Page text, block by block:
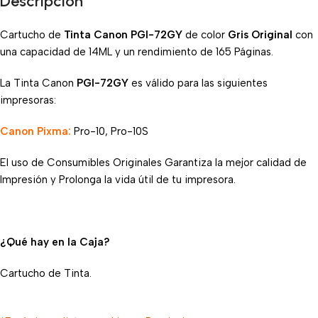
Cartucho de Tinta Canon PGI-72GY de color Gris Original con
una capacidad de 14ML y un rendimiento de 165 Páginas.
La Tinta Canon PGI-72GY es válido para las siguientes
impresoras:
Canon Pixma: Pro-10, Pro-10S
El uso de Consumibles Originales Garantiza la mejor calidad de
Impresión y Prolonga la vida útil de tu impresora.
¿Qué hay en la Caja?
Cartucho de Tinta.